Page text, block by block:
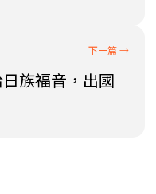
族福音，出國